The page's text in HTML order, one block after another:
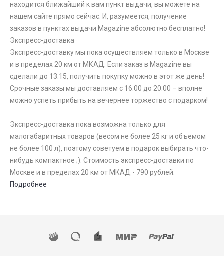
находится ближайший к вам пункт выдачи, вы можете на
нашем сайте прямо сейчас. И, разумеется, получение
заказов в пунктах выдачи Magazine абсолютно бесплатно!
Экспресс-доставка
Экспресс-доставку мы пока осуществляем только в Москве
и в пределах 20 км от МКАД. Если заказ в Magazine вы
сделали до 13.15, получить покупку можно в этот же день!
Срочные заказы мы доставляем с 16.00 до 20.00 – вполне
можно успеть прибыть на вечернее торжество с подарком!
Экспресс-доставка пока возможна только для
малогабаритных товаров (весом не более 25 кг и объемом
не более 100 л), поэтому советуем в подарок выбирать что-
нибудь компактное ;). Стоимость экспресс-доставки по
Москве и в пределах 20 км от МКАД - 790 рублей.
Подробнее